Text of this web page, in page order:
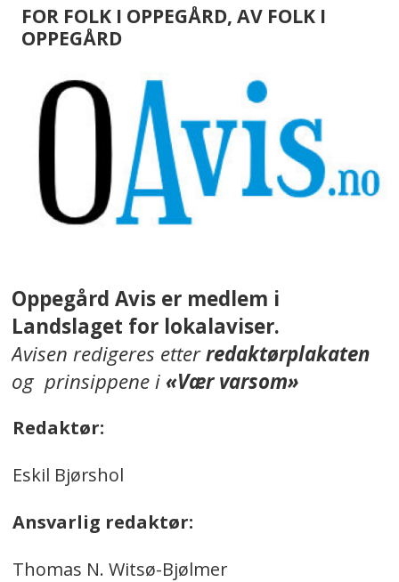
FOR FOLK I OPPEGÅRD, AV FOLK I
OPPEGÅRD
Oppegård Avis er medlem i
Landslaget for lokalaviser.
Avisen redigeres etterredaktørplakaten
og prinsippene i«Vær varsom»
Redaktør:
Eskil Bjørshol
Ansvarlig redaktør:
Thomas N. Witsø-Bjølmer